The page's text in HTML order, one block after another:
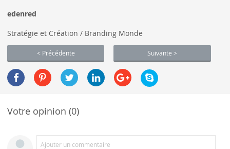
edenred
Stratégie et Création / Branding Monde
< Précédente Suivante >
Votre opinion (0)
Ajouter un commentaire